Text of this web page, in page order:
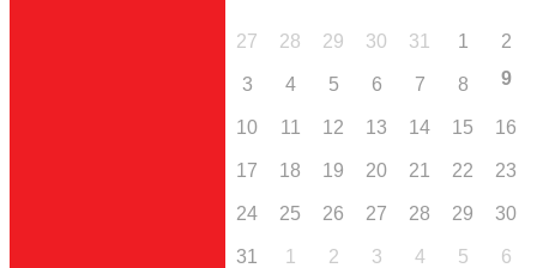
27 28 29 30 31 1 2
3 4 5 6 7 8 9
10 11 12 13 14 15 16
17 18 19 20 21 22 23
24 25 26 27 28 29 30
31 1 2 3 4 5 6